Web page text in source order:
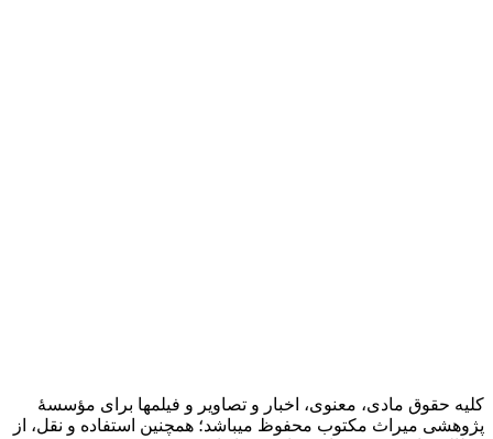
کلیه حقوق مادی، معنوی، اخبار و تصاویر و فیلمها برای مؤسسۀ
پژوهشی میراث مکتوب محفوظ میباشد؛ همچنین استفاده و نقل، از